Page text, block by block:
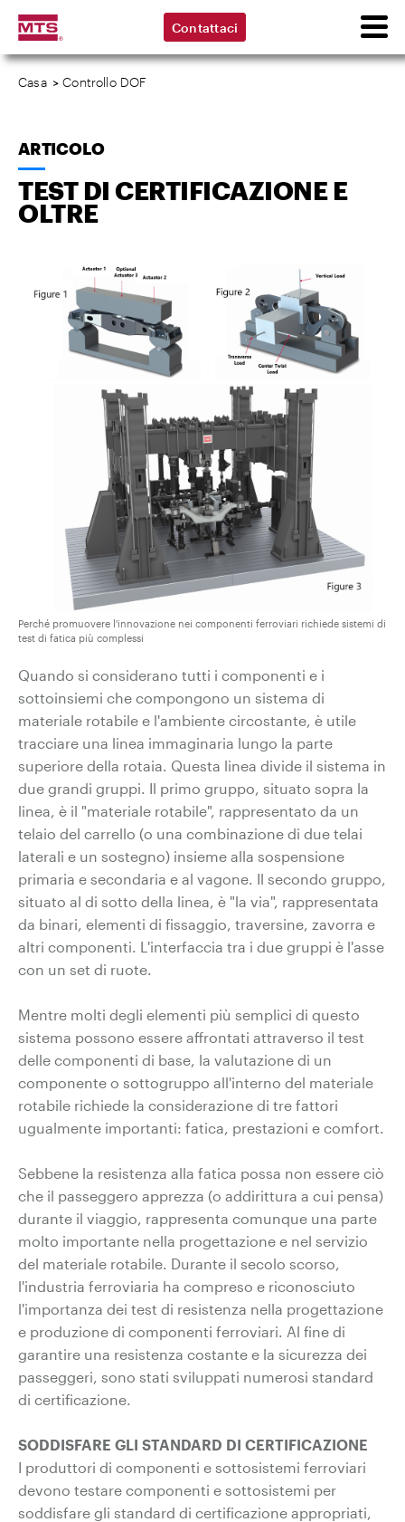
Contattaci
Casa >Controllo DOF
ARTICOLO
TEST DI CERTIFICAZIONE E
OLTRE
Perché promuovere l'innovazione nei componenti ferroviari richiede sistemi di
test di fatica più complessi
Quando si considerano tutti i componenti e i
sottoinsiemi che compongono un sistema di
materiale rotabile e l'ambiente circostante, è utile
tracciare una linea immaginaria lungo la parte
superiore della rotaia. Questa linea divide il sistema in
due grandi gruppi. Il primo gruppo, situato sopra la
linea, è il "materiale rotabile", rappresentato da un
telaio del carrello (o una combinazione di due telai
laterali e un sostegno) insieme alla sospensione
primaria e secondaria e al vagone. Il secondo gruppo,
situato al di sotto della linea, è "la via", rappresentata
da binari, elementi di fissaggio, traversine, zavorra e
altri componenti. L'interfaccia tra i due gruppi è l'asse
con un set di ruote.
Mentre molti degli elementi più semplici di questo
sistema possono essere affrontati attraverso il test
delle componenti di base, la valutazione di un
componente o sottogruppo all'interno del materiale
rotabile richiede la considerazione di tre fattori
ugualmente importanti: fatica, prestazioni e comfort.
Sebbene la resistenza alla fatica possa non essere ciò
che il passeggero apprezza (o addirittura a cui pensa)
durante il viaggio, rappresenta comunque una parte
molto importante nella progettazione e nel servizio
del materiale rotabile. Durante il secolo scorso,
l'industria ferroviaria ha compreso e riconosciuto
l'importanza dei test di resistenza nella progettazione
e produzione di componenti ferroviari. Al fine di
garantire una resistenza costante e la sicurezza dei
passeggeri, sono stati sviluppati numerosi standard
di certificazione.
SODDISFARE GLI STANDARD DI CERTIFICAZIONE
I produttori di componenti e sottosistemi ferroviari
devono testare componenti e sottosistemi per
soddisfare gli standard di certificazione appropriati,